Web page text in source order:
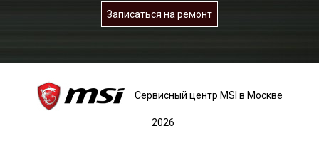
Записаться на ремонт
Сервисный центр MSI в Москве
2026